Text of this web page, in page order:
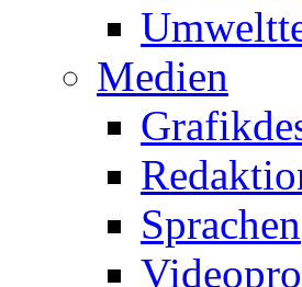
Medien
Sprachen